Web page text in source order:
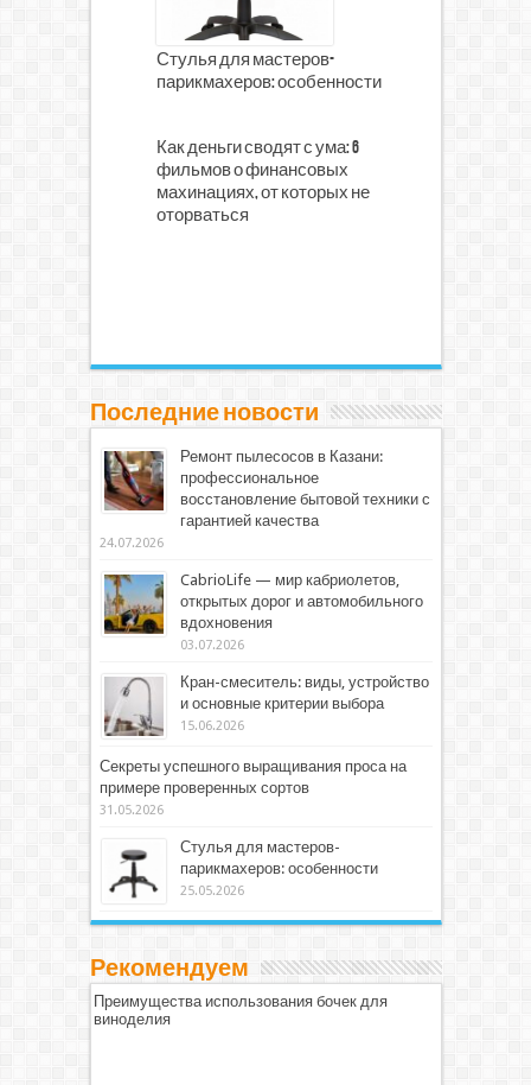
Стулья для мастеров-
парикмахеров: особенности
Как деньги сводят с ума: 6
фильмов о финансовых
махинациях, от которых не
оторваться
Последние новости
Ремонт пылесосов в Казани:
профессиональное
восстановление бытовой техники с
гарантией качества
24.07.2026
CabrioLife — мир кабриолетов,
открытых дорог и автомобильного
вдохновения
03.07.2026
Кран-смеситель: виды, устройство
и основные критерии выбора
15.06.2026
Секреты успешного выращивания проса на
примере проверенных сортов
31.05.2026
Стулья для мастеров-
парикмахеров: особенности
25.05.2026
Рекомендуем
Преимущества использования бочек для
виноделия